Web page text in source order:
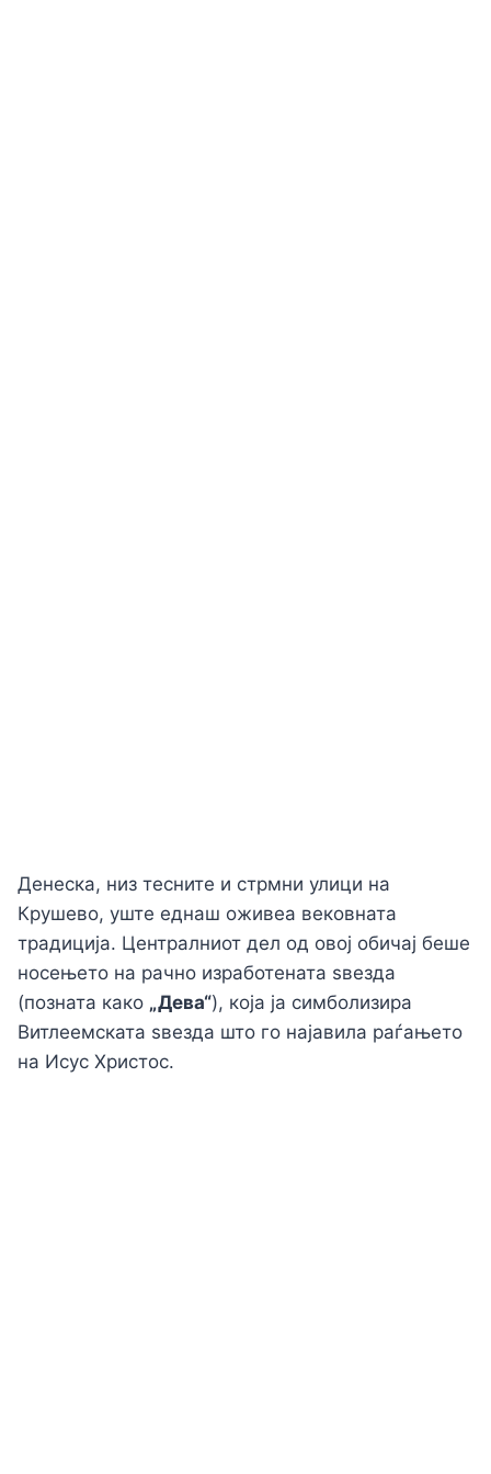
Денеска, низ тесните и стрмни улици на
Крушево, уште еднаш оживеа вековната
традиција. Централниот дел од овој обичај беше
носењето на рачно изработената ѕвезда
(позната како „Дева“), која ја симболизира
Витлеемската ѕвезда што го најавила раѓањето
на Исус Христос.